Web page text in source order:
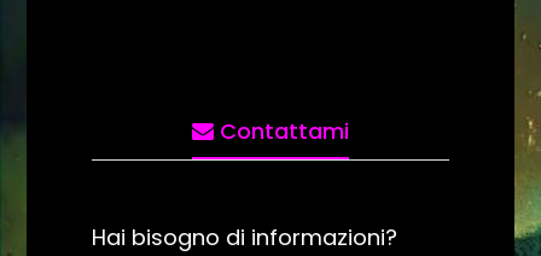
Contattami
Hai bisogno di informazioni?